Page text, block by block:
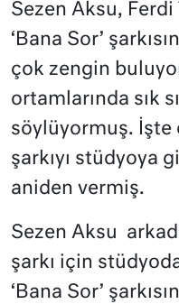
Sezen Aksu,
‘Bana Sor’
çok zengin
ortamlarında sık
söylüyormuş.
şarkıyı stüdyoya
aniden vermiş.
Sezen Aksu
şarkı için
‘Bana Sor’